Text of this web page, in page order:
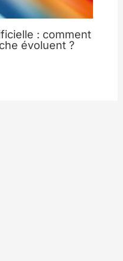
: comment
évoluent ?